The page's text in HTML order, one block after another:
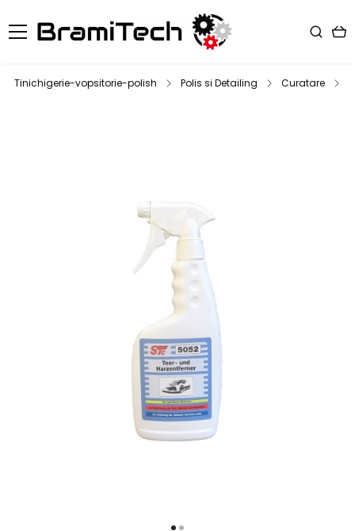
Tinichigerie-vopsitorie-polish Polis si Detailing Curatare